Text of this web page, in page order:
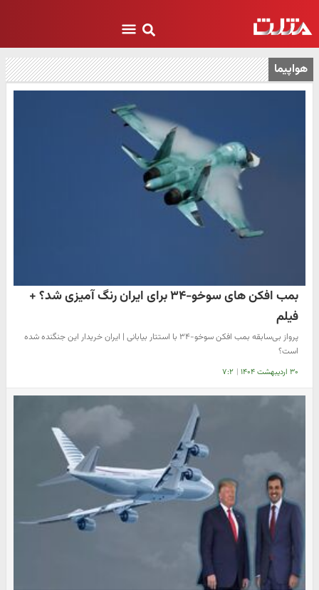
هواپیما
بمب افکن های سوخو-۳۴ برای ایران رنگ آمیزی شد؟ +
فیلم
پرواز بی‌سابقه بمب افکن سوخو-۳۴ با استتار بیابانی | ایران خریدار این جنگنده شده
است؟
۳۰ اردیبهشت ۱۴۰۴ | ۷:۲